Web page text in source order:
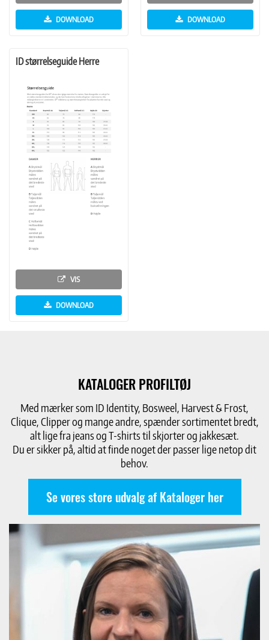
DOWNLOAD DOWNLOAD
ID størrelseguide Herre
VIS
DOWNLOAD
KATALOGER PROFILTØJ
Med mærker som ID Identity, Bosweel, Harvest & Frost,
Clique, Clipper og mange andre, spænder sortimentet bredt,
alt lige fra jeans og T-shirts til skjorter og jakkesæt.
Du er sikker på, altid at finde noget der passer lige netop dit
behov.
Se vores store udvalg af Kataloger her